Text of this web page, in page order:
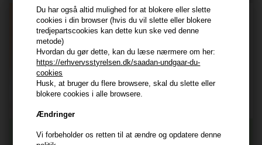
Du har også altid mulighed for at blokere eller slette
cookies i din browser (hvis du vil slette eller blokere
tredjepartscookies kan dette kun ske ved denne
metode)
Hvordan du gør dette, kan du læse nærmere om her:
https://erhvervsstyrelsen.dk/saadan-undgaar-du-
cookies
Husk, at bruger du flere browsere, skal du slette eller
blokere cookies i alle browsere.
Ændringer
Vi forbeholder os retten til at ændre og opdatere denne
TILMELD
ConsentJeg accepterer vilkår og betingelser.
Læs mere her
Husk at vi har
Gratis fragt til ved køb over 399 kr på udvalgte fragtformer
Tilmeld dig nyhedsbrevet